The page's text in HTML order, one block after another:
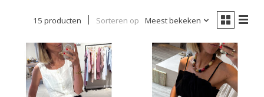
15 producten Sorteren op Meest bekeken